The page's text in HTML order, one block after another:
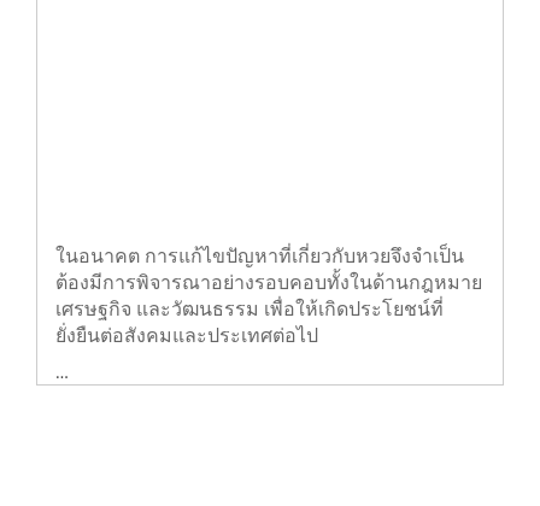
ในอนาคต การแก้ไขปัญหาที่เกี่ยวกับหวยจึงจำเป็น
ต้องมีการพิจารณาอย่างรอบคอบทั้งในด้านกฎหมาย
ยั่งยืนต่อสังคมและประเทศต่อไป